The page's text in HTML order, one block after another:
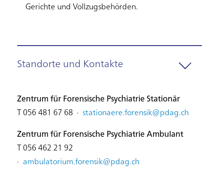
Gerichte und Vollzugsbehörden.
Standorte und Kontakte
Zentrum für Forensische Psychiatrie Stationär
T 056 481 67 68 · stationaere.forensik@pdag.ch
Zentrum für Forensische Psychiatrie Ambulant
T 056 462 21 92
· ambulatorium.forensik@pdag.ch